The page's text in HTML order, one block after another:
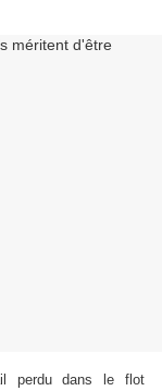
perdu dans le flot